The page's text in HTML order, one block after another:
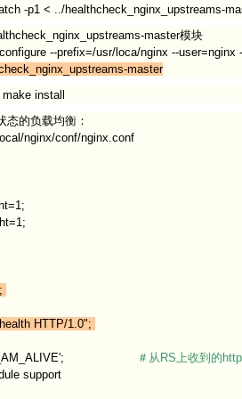
-p1 < ../healthcheck_nginx_upstreams-
master模块
--prefix=/usr/loca/nginx --
master
install
态的负载均衡：
nginx/conf/nginx.conf
HTTP/1.0";
'I_AM_ALIVE';
＃从RS上收到的
support